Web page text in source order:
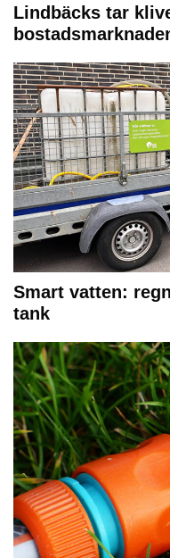
Lindbäcks tar
Smart vatten:
tank